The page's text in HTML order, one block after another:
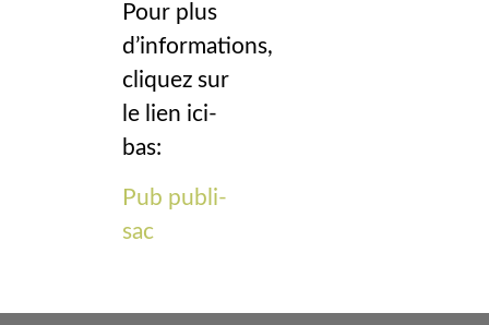
Pour plus
d’informations,
cliquez sur
le lien ici-
bas:
Pub publi-
sac